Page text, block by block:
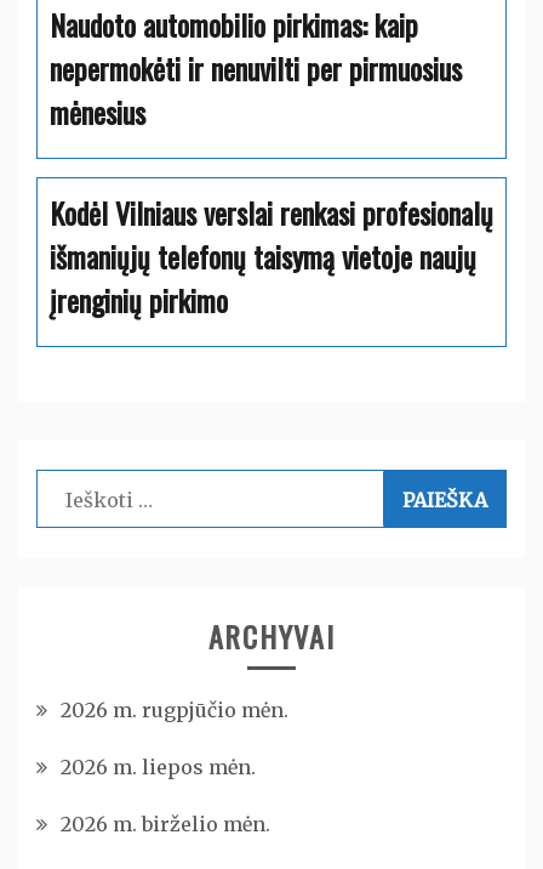
Naudoto automobilio pirkimas: kaip
nepermokėti ir nenuvilti per pirmuosius
mėnesius
Kodėl Vilniaus verslai renkasi profesionalų
išmaniųjų telefonų taisymą vietoje naujų
įrenginių pirkimo
Ieškoti:
ARCHYVAI
2026 m. rugpjūčio mėn.
2026 m. liepos mėn.
2026 m. birželio mėn.